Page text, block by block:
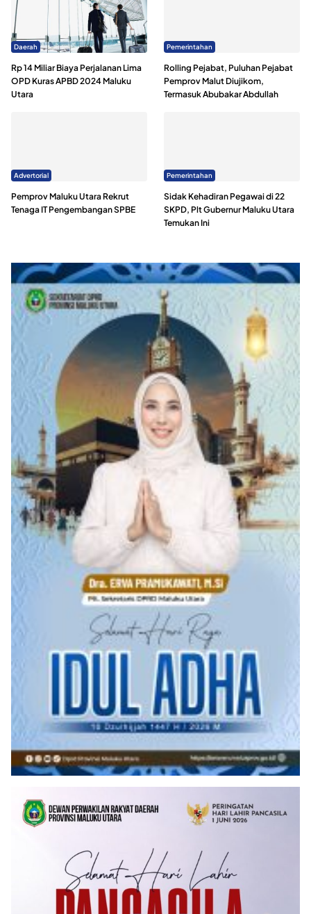
Daerah
Rp 14 Miliar Biaya Perjalanan Lima
OPD Kuras APBD 2024 Maluku
Utara
Pemerintahan
Rolling Pejabat, Puluhan Pejabat
Pemprov Malut Diujikom,
Termasuk Abubakar Abdullah
Advertorial
Pemprov Maluku Utara Rekrut
Tenaga IT Pengembangan SPBE
Pemerintahan
Sidak Kehadiran Pegawai di 22
SKPD, Plt Gubernur Maluku Utara
Temukan Ini